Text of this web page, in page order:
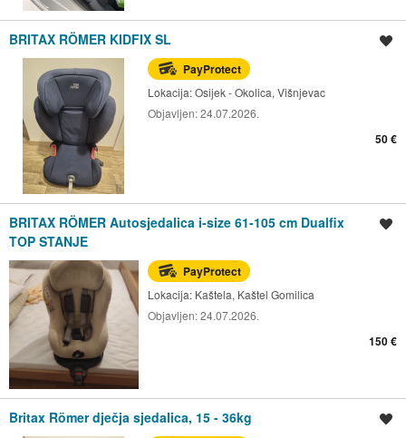
BRITAX RÖMER KIDFIX SL
PayProtect
Lokacija:Osijek - Okolica, Višnjevac
Objavljen:24.07.2026.
50 €
BRITAX RÖMER Autosjedalica i-size 61-105 cm Dualfix
TOP STANJE
PayProtect
Lokacija: Kaštela, Kaštel Gomilica
Objavljen:24.07.2026.
150 €
Britax Römer dječja sjedalica, 15 - 36kg